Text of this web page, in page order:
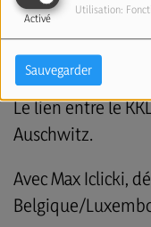
Activé
Utilisation:
Sauvegarder
Le lien entre le
Auschwitz.
Avec Max Iclicki,
Belgique/